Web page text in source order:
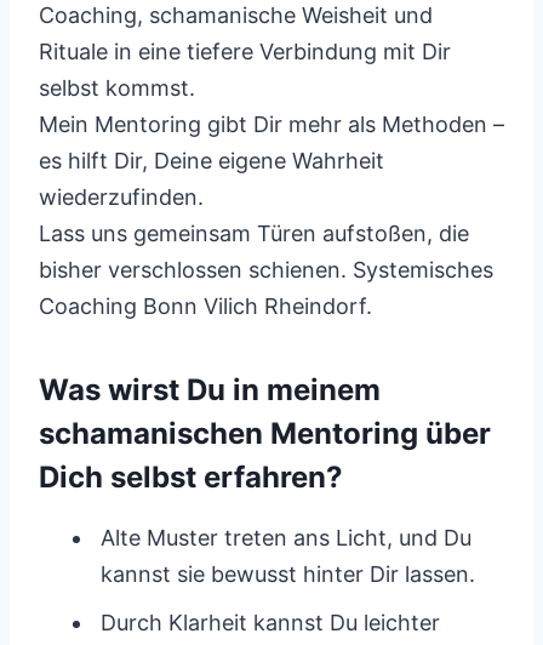
Coaching, schamanische Weisheit und
Rituale in eine tiefere Verbindung mit Dir
selbst kommst.
Mein Mentoring gibt Dir mehr als Methoden –
es hilft Dir, Deine eigene Wahrheit
wiederzufinden.
Lass uns gemeinsam Türen aufstoßen, die
bisher verschlossen schienen. Systemisches
Coaching Bonn Vilich Rheindorf.
Was wirst Du in meinem
schamanischen Mentoring über
Dich selbst erfahren?
Alte Muster treten ans Licht, und Du
kannst sie bewusst hinter Dir lassen.
Durch Klarheit kannst Du leichter